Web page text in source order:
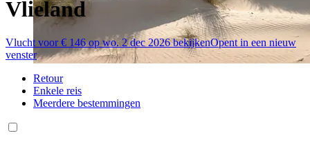
Vlieland
Vlucht voor € 146 op wo. 2 dec 2026 bekijkenOpent in een nieuw
venster
Retour
Enkele reis
Meerdere bestemmingen